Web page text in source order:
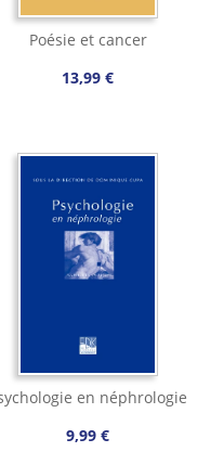
Poésie et cancer
13,99 €
en néphrologie
9,99 €